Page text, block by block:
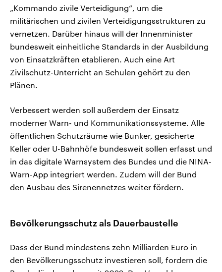
„Kommando zivile Verteidigung“, um die
militärischen und zivilen Verteidigungsstrukturen zu
vernetzen. Darüber hinaus will der Innenminister
bundesweit einheitliche Standards in der Ausbildung
von Einsatzkräften etablieren. Auch eine Art
Zivilschutz-Unterricht an Schulen gehört zu den
Plänen.
Verbessert werden soll außerdem der Einsatz
moderner Warn- und Kommunikationssysteme. Alle
öffentlichen Schutzräume wie Bunker, gesicherte
Keller oder U-Bahnhöfe bundesweit sollen erfasst und
in das digitale Warnsystem des Bundes und die NINA-
Warn-App integriert werden. Zudem will der Bund
den Ausbau des Sirenennetzes weiter fördern.
Bevölkerungsschutz als Dauerbaustelle
Dass der Bund mindestens zehn Milliarden Euro in
den Bevölkerungsschutz investieren soll, fordern die